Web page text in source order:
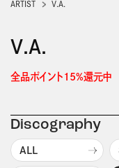
ARTIST V.A.
V.A.
全品ポイント15%還元中
Discography
ALL